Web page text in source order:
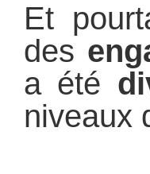
Et
des
a été
niveaux